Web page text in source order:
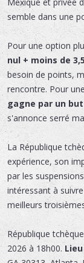
semble dans une
Pour une option
nul + moins de
besoin de points,
rencontre. Pour
gagne par un
s'annonce serré
La République
expérience, son
par les
intéressant à
meilleurs
République
2026 à 18h00. Lieu